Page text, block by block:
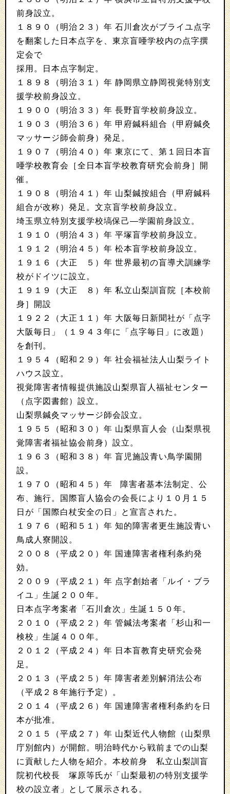
前身設立。
１８９０（明治２３）年 石川倉次がブライユ点字
を翻案した日本点字を、東京盲唖学校内の点字撰
定会で
採用。日本点字制定。
１８９８（明治３１）年 静岡県立静岡視覚特別支
援学校前身設立。
１９００（明治３３）年 長野盲学校前身設立。
１９０３（明治３６）年 甲府鍼科組合（甲府鍼灸
マッサージ師会前身）発足。
１９０７（明治４０）年 東京にて、第１回日本盲
唖学校教育会［全日本盲学校教育研究会前身］開
催。
１９０８（明治４１）年 山梨鍼按組合（甲府鍼科
組合が改称）発足。文京盲学校前身設立。
埼玉県立特別支援学校塙保己―学園前身設立。
１９１０（明治４３）年 平塚盲学校前身設立。
１９１２（明治４５）年 松本盲学校前身設立。
１９１６（大正 ５）年 世界最初の盲導犬訓練学
校がドイツに設立。
１９１９（大正 ８）年 私立山梨訓盲院［本校前
身］開設
１９２２（大正１１）年 大阪毎日新聞社が「点字
大阪毎日」（１９４３年に「点字毎日」に改題）
を創刊。
１９５４（昭和２９）年 社会福祉法人山梨ライト
ハウス設立。
視覚障害者情報提供施設山梨県盲人福祉センター
（点字図書館）設立。
山梨県鍼灸マッサージ師会設立。
１９５５（昭和３０）年 山梨県盲人会（山梨県視
覚障害者福祉協会前身）設立。
１９６３（昭和３８）年 盲児施設青い鳥学園開
設。
１９７０（昭和４５）年 障害者基本法制定、公
布、施行。国際盲人協会の会長により１０月１５
日が「国際白杖安全の日」と宣言された。
１９７６（昭和５１）年 知的障害者更生施設青い
鳥成人寮開設。
２００８（平成２０）年 国連障害者権利条約発
効。
２００９（平成２１）年 点字創始者「ルイ・ブラ
イユ」生誕２００年。
日本点字考案者「石川倉次」生誕１５０年。
２０１０（平成２２）年 管鍼法考案者「杉山和一
検校」生誕４００年。
２０１２（平成２４）年 日本盲教育史研究会発
足。
２０１３（平成２５）年 障害者差別解消法公布
（平成２８年施行予定）。
２０１４（平成２６）年 国連障害者権利条約を日
本が批准。
２０１５（平成２７）年 山梨近代人物館（山梨県
庁別館内）が開館。明治時代から戦前までの山梨
に貢献した人物を紹介。本校前身 私立山梨訓盲
院初代校長 塚原等氏が「山梨最初の特別支援学
校の設立者」として展示される。